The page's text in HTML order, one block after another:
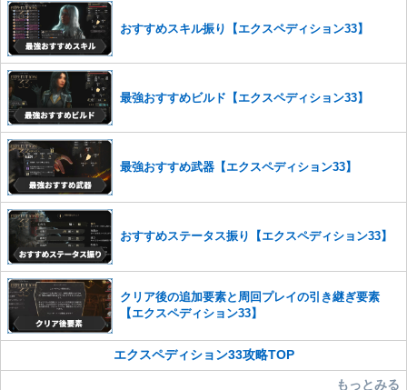
せていただきます。ご了承ください。
※一度削除したコメントは復元ができませんのでご注意くだ
さい。
また、過度な利用規約の違反や、弊社に損害の及ぶ内容の書き込みがあ
った場合は、法的措置をとらせていただく場合もございますので、あら
かじめご理解くださいませ。
おすすめスキル振り【エクスペディション33】
最強おすすめビルド【エクスペディション33】
最強おすすめ武器【エクスペディション33】
おすすめステータス振り【エクスペディション33】
クリア後の追加要素と周回プレイの引き継ぎ要素
【エクスペディション33】
エクスペディション33攻略TOP
もっとみる